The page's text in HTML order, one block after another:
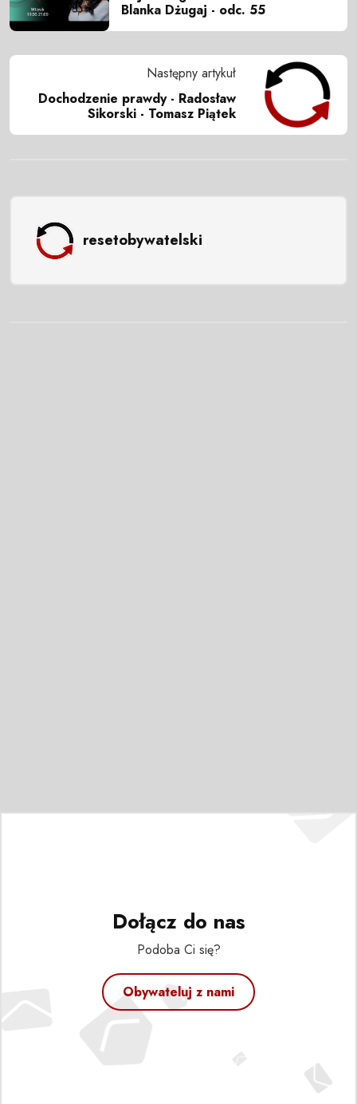
Blanka Dżugaj - odc. 55
Następny artykuł
Dochodzenie prawdy - Radosław
Sikorski - Tomasz Piątek
resetobywatelski
Dołącz do nas
Podoba Ci się?
Obywateluj z nami